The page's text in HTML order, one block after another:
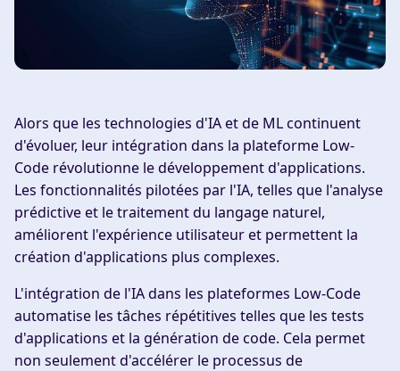
Alors que les technologies d'IA et de ML continuent
d'évoluer, leur intégration dans la plateforme Low-
Code révolutionne le développement d'applications.
Les fonctionnalités pilotées par l'IA, telles que l'analyse
prédictive et le traitement du langage naturel,
améliorent l'expérience utilisateur et permettent la
création d'applications plus complexes.
L'intégration de l'IA dans les plateformes Low-Code
automatise les tâches répétitives telles que les tests
d'applications et la génération de code. Cela permet
non seulement d'accélérer le processus de